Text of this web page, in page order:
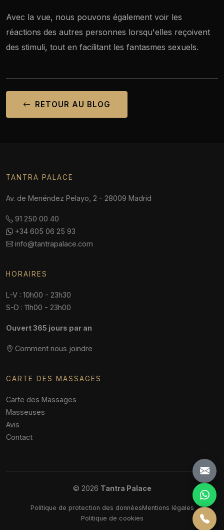
Avec la vue, nous pouvons également voir les
réactions des autres personnes lorsqu'elles reçoivent
des stimuli, tout en facilitant les fantasmes sexuels.
RETOUR AU BLOG
TANTRA PALACE
Av. de Menéndez Pelayo, 2 - 28009 Madrid
91 250 00 40
+34 605 06 25 93
info@tantrapalace.com
HORAIRES
L-V : 10h00 - 23h30
S-D : 11h00 - 23h00
Ouvert 365 jours par an
Comment nous joindre
CARTE DES MASSAGES
Carte des Massages
Masseuses
Avis
Contact
© 2026 Tantra Palace
Politique de protection des donnéesMentions légales
Politique de cookies